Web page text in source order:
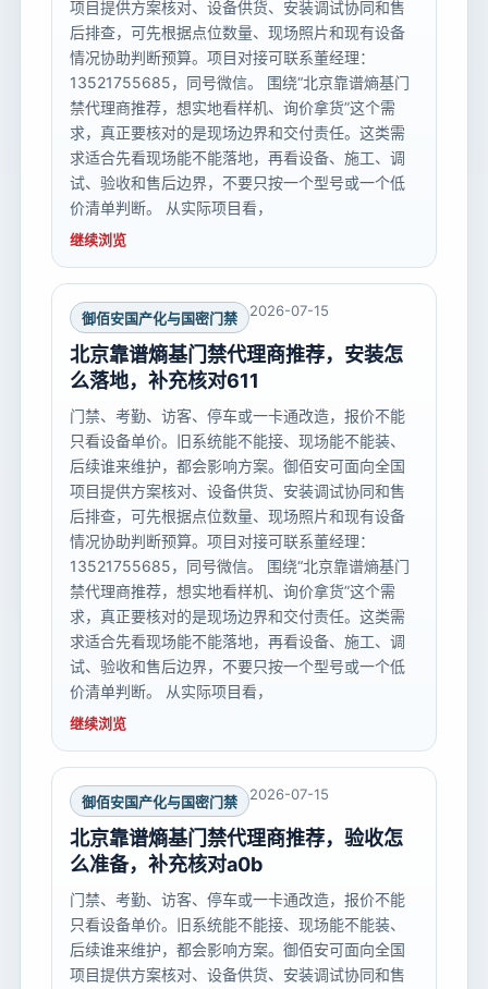
项目提供方案核对、设备供货、安装调试协同和售
后排查，可先根据点位数量、现场照片和现有设备
情况协助判断预算。项目对接可联系董经理：
13521755685，同号微信。 围绕“北京靠谱熵基门
禁代理商推荐，想实地看样机、询价拿货”这个需
求，真正要核对的是现场边界和交付责任。这类需
求适合先看现场能不能落地，再看设备、施工、调
试、验收和售后边界，不要只按一个型号或一个低
价清单判断。 从实际项目看，
继续浏览
御佰安国产化与国密门禁 2026-07-15
北京靠谱熵基门禁代理商推荐，安装怎
么落地，补充核对611
门禁、考勤、访客、停车或一卡通改造，报价不能
只看设备单价。旧系统能不能接、现场能不能装、
后续谁来维护，都会影响方案。御佰安可面向全国
项目提供方案核对、设备供货、安装调试协同和售
后排查，可先根据点位数量、现场照片和现有设备
情况协助判断预算。项目对接可联系董经理：
13521755685，同号微信。 围绕“北京靠谱熵基门
禁代理商推荐，想实地看样机、询价拿货”这个需
求，真正要核对的是现场边界和交付责任。这类需
求适合先看现场能不能落地，再看设备、施工、调
试、验收和售后边界，不要只按一个型号或一个低
价清单判断。 从实际项目看，
继续浏览
御佰安国产化与国密门禁 2026-07-15
北京靠谱熵基门禁代理商推荐，验收怎
么准备，补充核对a0b
门禁、考勤、访客、停车或一卡通改造，报价不能
只看设备单价。旧系统能不能接、现场能不能装、
后续谁来维护，都会影响方案。御佰安可面向全国
项目提供方案核对、设备供货、安装调试协同和售